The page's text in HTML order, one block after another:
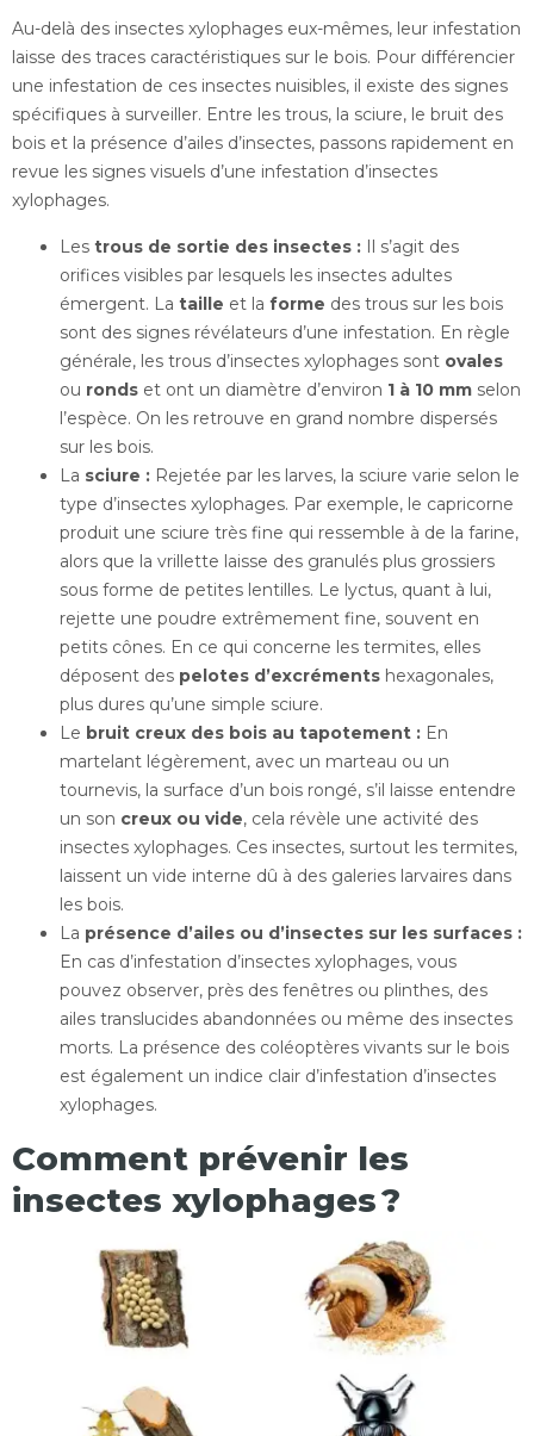
Au-delà des insectes xylophages eux-mêmes, leur infestation
laisse des traces caractéristiques sur le bois. Pour différencier
une infestation de ces insectes nuisibles, il existe des signes
spécifiques à surveiller. Entre les trous, la sciure, le bruit des
bois et la présence d’ailes d’insectes, passons rapidement en
revue les signes visuels d’une infestation d’insectes
xylophages.
Les trous de sortie des insectes : Il s’agit des
orifices visibles par lesquels les insectes adultes
émergent. La taille et la forme des trous sur les bois
sont des signes révélateurs d’une infestation. En règle
générale, les trous d’insectes xylophages sont ovales
ou ronds et ont un diamètre d’environ 1 à 10 mm selon
l’espèce. On les retrouve en grand nombre dispersés
sur les bois.
La sciure : Rejetée par les larves, la sciure varie selon le
type d’insectes xylophages. Par exemple, le capricorne
produit une sciure très fine qui ressemble à de la farine,
alors que la vrillette laisse des granulés plus grossiers
sous forme de petites lentilles. Le lyctus, quant à lui,
rejette une poudre extrêmement fine, souvent en
petits cônes. En ce qui concerne les termites, elles
déposent des pelotes d’excréments hexagonales,
plus dures qu’une simple sciure.
Le bruit creux des bois au tapotement : En
martelant légèrement, avec un marteau ou un
tournevis, la surface d’un bois rongé, s’il laisse entendre
un son creux ou vide, cela révèle une activité des
insectes xylophages. Ces insectes, surtout les termites,
laissent un vide interne dû à des galeries larvaires dans
les bois.
La présence d’ailes ou d’insectes sur les surfaces :
En cas d’infestation d’insectes xylophages, vous
pouvez observer, près des fenêtres ou plinthes, des
ailes translucides abandonnées ou même des insectes
morts. La présence des coléoptères vivants sur le bois
est également un indice clair d’infestation d’insectes
xylophages.
Comment prévenir les
insectes xylophages ?